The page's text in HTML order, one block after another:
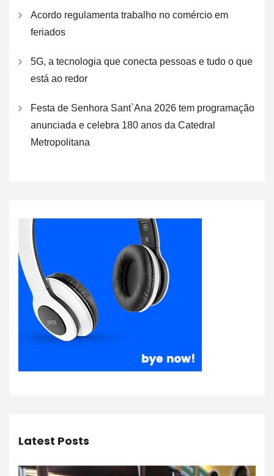
Acordo regulamenta trabalho no comércio em
feriados
5G, a tecnologia que conecta pessoas e tudo o que
está ao redor
Festa de Senhora Sant`Ana 2026 tem programação
anunciada e celebra 180 anos da Catedral
Metropolitana
Latest Posts